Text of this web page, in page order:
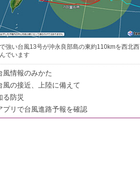
強い台風13号が沖永良部島の東約110kmを西北西
でいます
風情報のみかた
風の接近、上陸に備えて
る防災
プリで台風進路予報を確認